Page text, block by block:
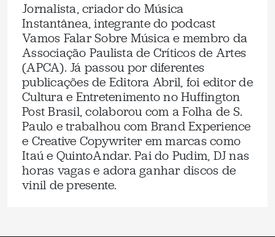
Jornalista, criador do Música
Instantânea, integrante do podcast
Vamos Falar Sobre Música e membro da
Associação Paulista de Críticos de Artes
(APCA). Já passou por diferentes
publicações de Editora Abril, foi editor de
Cultura e Entretenimento no Huffington
Post Brasil, colaborou com a Folha de S.
Paulo e trabalhou com Brand Experience
e Creative Copywriter em marcas como
Itaú e QuintoAndar. Pai do Pudim, DJ nas
horas vagas e adora ganhar discos de
vinil de presente.